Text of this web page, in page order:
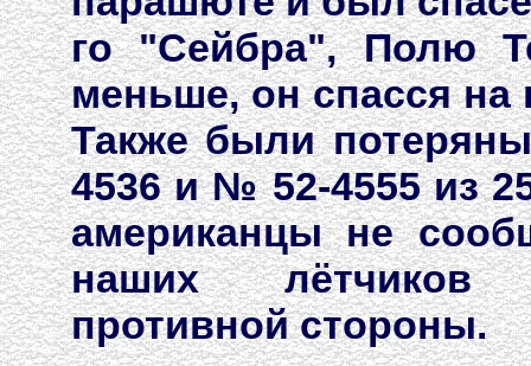
го "Сейбра", Полю
меньше, он спасся
Также были
4536 и № 52-4555 из
американцы не
наших лётчиков
противной стороны.